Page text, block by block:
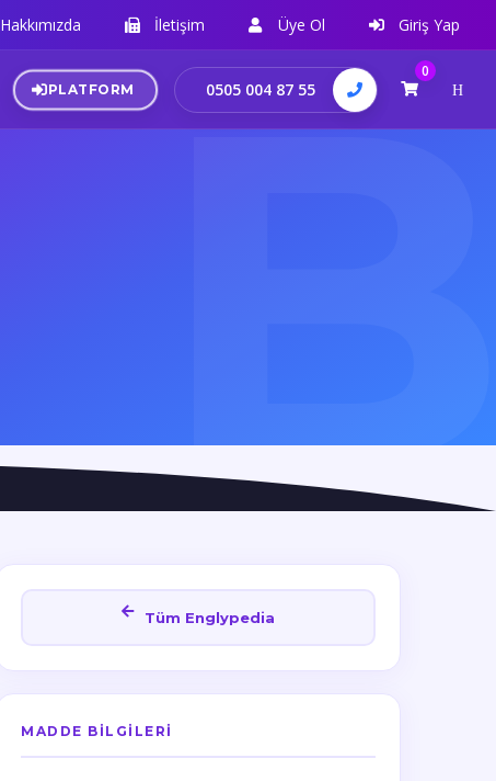
Hakkımızda İletişim Üye Ol Giriş Yap
PLATFORM 0505 004 87 55
0
Tüm Englypedia
MADDE BILGILERI